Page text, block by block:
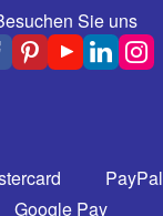
Sie uns
PayPal
Google Pay